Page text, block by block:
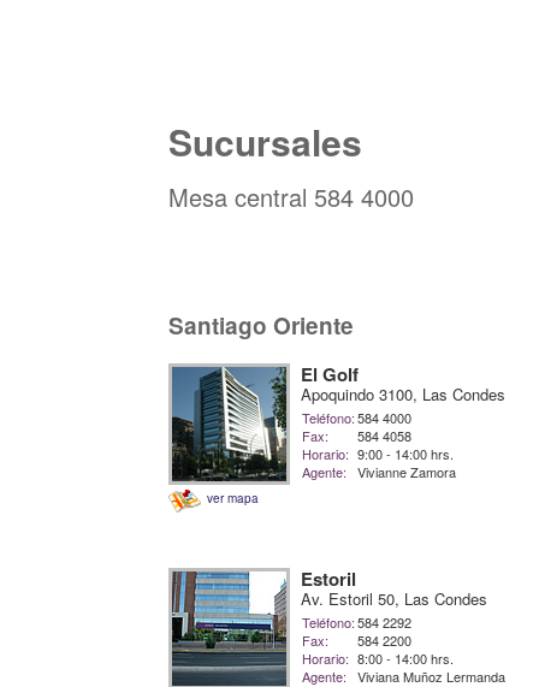
Sucursales
Mesa central 584 4000
Santiago Oriente
ver mapa
El Golf
Apoquindo 3100, Las Condes
Teléfono:584 4000
Fax:
584 4058
Horario: 9:00 - 14:00 hrs.
Agente:
Vivianne Zamora
Estoril
Av. Estoril 50, Las Condes
Teléfono:584 2292
Fax:
584 2200
Horario: 8:00 - 14:00 hrs.
Agente:
Viviana Muñoz Lermanda